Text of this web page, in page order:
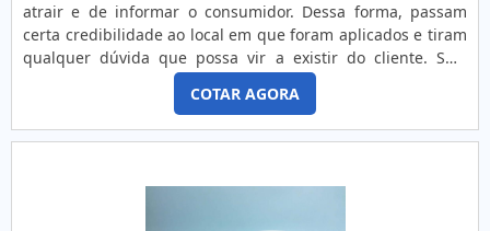
atrair e de informar o consumidor. Dessa forma, passam
certa credibilidade ao local em que foram aplicados e tiram
qualquer dúvida que possa vir a existir do cliente. SÃO
ITENS DE SEGURANÇA OBRIGATÓRIOSEntre as mais
diversas preocupações que o comércio deve ter para
distribuir seus itens com total qualidade estão os adesivos
rótulos, isso porque estes acessórios, além de colaborarem
COTAR AGORA